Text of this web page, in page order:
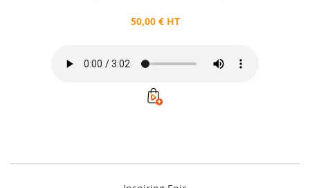
50,00 € HT